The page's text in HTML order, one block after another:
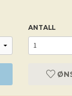
ANTALL